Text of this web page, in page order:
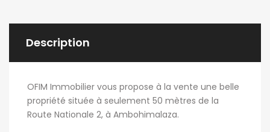
Description
OFIM Immobilier vous propose à la vente une belle
propriété située à seulement 50 mètres de la
Route Nationale 2, à Ambohimalaza.